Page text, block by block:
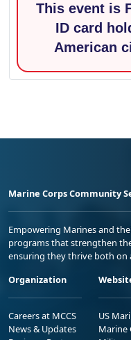
This event is
ID card
American
Marine Corps Community
Empowering Marines and
programs that strengthen
ensuring they thrive both on
Organization
Careers at MCCS
News & Updates
US
Marine